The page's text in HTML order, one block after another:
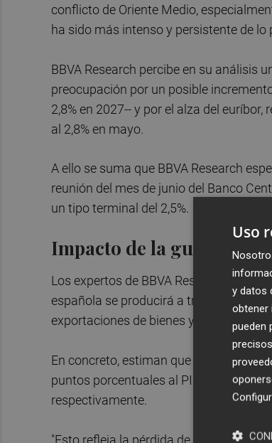
conflicto de Oriente Medio,
ha sido más intenso y persistente de
BBVA Research percibe en su análisis
preocupación por un posible
2,8% en 2027-- y por el alza del
al 2,8% en mayo.
A ello se suma que BBVA Research
reunión del mes de junio del Banco
un tipo terminal del 2,5%.
Impacto de la guerra en
Los expertos de BBVA Research han
española se producirá a través de
exportaciones de bienes y a la
En concreto, estiman que el 'shock' de
puntos porcentuales al PIB en 2026 y
respectivamente.
"Esto refleja la pérdida de
Uso
y datos
obtener
pueden